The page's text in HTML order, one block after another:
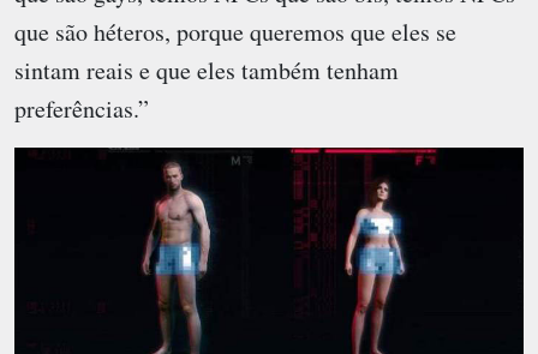
que são héteros, porque queremos que eles se
sintam reais e que eles também tenham
preferências.”